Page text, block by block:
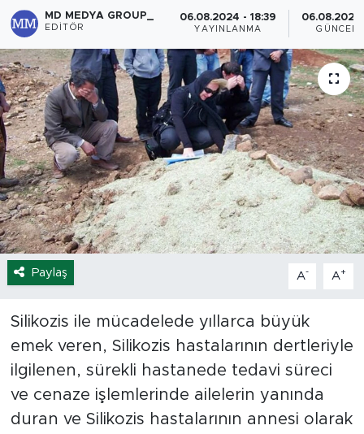
MD MEDYA GROUP_
EDITÖR
06.08.2024 - 18:39
YAYINLANMA
06.08.2024
Paylaş A- A+
Silikozis ile mücadelede yıllarca büyük
emek veren, Silikozis hastalarının dertleriyle
ilgilenen, sürekli hastanede tedavi süreci
ve cenaze işlemlerinde ailelerin yanında
duran ve Silikozis hastalarının annesi olarak
Siyaset
Spor
Yaşam
Sağlık
Eğitim
Ekonomi
Hava Durumu
Bingöl Kaza Haberleri